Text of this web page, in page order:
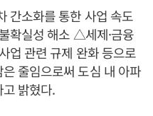
간소화를 통한 사업 속도
확실성 해소 △세제·금융
업 관련 규제 완화 등으로
줄임으로써 도심 내 아파
밝혔다.